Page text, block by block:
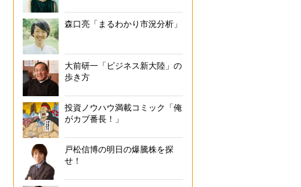
森口亮「まるわかり市況分析」
大前研一「ビジネス新大陸」の
歩き方
投資ノウハウ満載コミック「俺
がカブ番長！」
戸松信博の明日の爆騰株を探
せ！